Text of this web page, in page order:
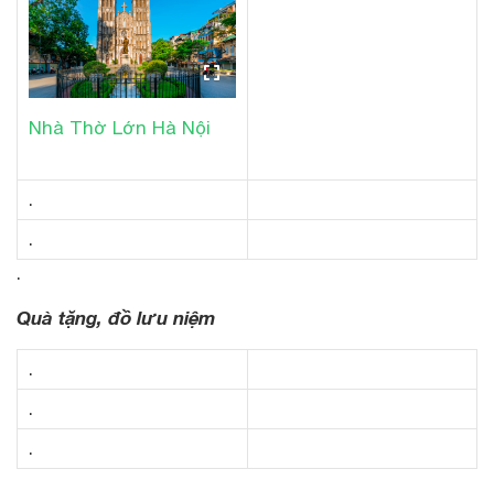
Nhà Thờ Lớn Hà Nội
.
.
.
Quà tặng, đồ lưu niệm
.
.
.